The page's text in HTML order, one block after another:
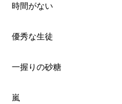
時間がない
優秀な生徒
一握りの砂糖
嵐